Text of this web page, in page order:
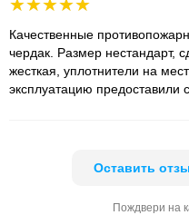
Качественные
чердак. Размер нестандарт,
жесткая, уплотнители на
эксплуатацию предоставили
Оставить
Пождвери на